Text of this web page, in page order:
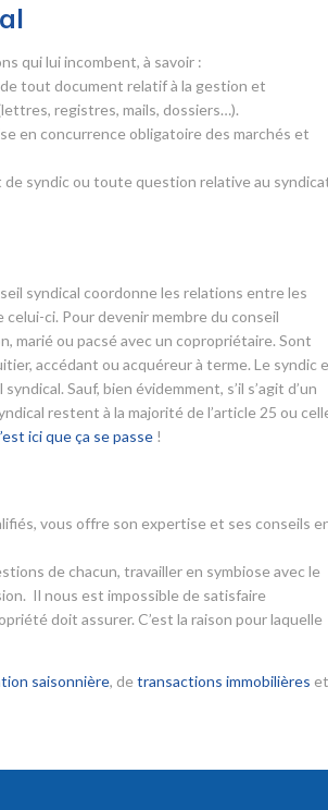
qui lui incombent, à savoir :
tout document relatif à la gestion et
registres, mails, dossiers…).
en concurrence obligatoire des marchés et
syndic ou toute question relative au
syndical coordonne les relations entre les
ci. Pour devenir membre du conseil
marié ou pacsé avec un copropriétaire. Sont
accédant ou acquéreur à terme. Le syndic
Sauf, bien évidemment, s’il s’agit d’un
restent à la majorité de l’article 25 ou
ici que ça se passe !
vous offre son expertise et ses conseils
de chacun, travailler en symbiose avec le
Il nous est impossible de satisfaire
doit assurer. C’est la raison pour laquelle
saisonnière, de transactions immobilières et